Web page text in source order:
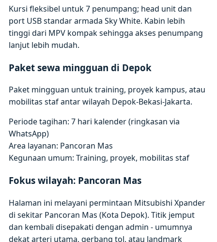
Kursi fleksibel untuk 7 penumpang; head unit dan
port USB standar armada Sky White. Kabin lebih
tinggi dari MPV kompak sehingga akses penumpang
lanjut lebih mudah.
Paket sewa mingguan di Depok
Paket mingguan untuk training, proyek kampus, atau
mobilitas staf antar wilayah Depok-Bekasi-Jakarta.
Periode tagihan: 7 hari kalender (ringkasan via
WhatsApp)
Area layanan: Pancoran Mas
Kegunaan umum: Training, proyek, mobilitas staf
Fokus wilayah: Pancoran Mas
Halaman ini melayani permintaan Mitsubishi Xpander
di sekitar Pancoran Mas (Kota Depok). Titik jemput
dan kembali disepakati dengan admin - umumnya
dekat arteri utama, gerbang tol, atau landmark